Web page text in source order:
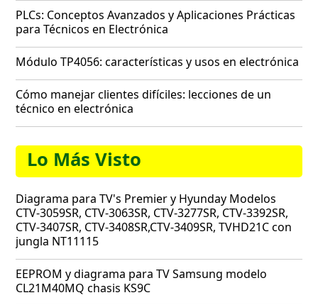
PLCs: Conceptos Avanzados y Aplicaciones Prácticas
para Técnicos en Electrónica
Módulo TP4056: características y usos en electrónica
Cómo manejar clientes difíciles: lecciones de un
técnico en electrónica
Lo Más Visto
Diagrama para TV's Premier y Hyunday Modelos
CTV-3059SR, CTV-3063SR, CTV-3277SR, CTV-3392SR,
CTV-3407SR, CTV-3408SR,CTV-3409SR, TVHD21C con
jungla NT11115
EEPROM y diagrama para TV Samsung modelo
CL21M40MQ chasis KS9C